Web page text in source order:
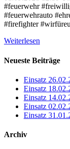
#feuerwehr
#feuerwehrauto
#firefighter
Weiterlesen
Neueste Beiträge
Einsatz
Einsatz
Einsatz
Einsatz
Einsatz
Archiv